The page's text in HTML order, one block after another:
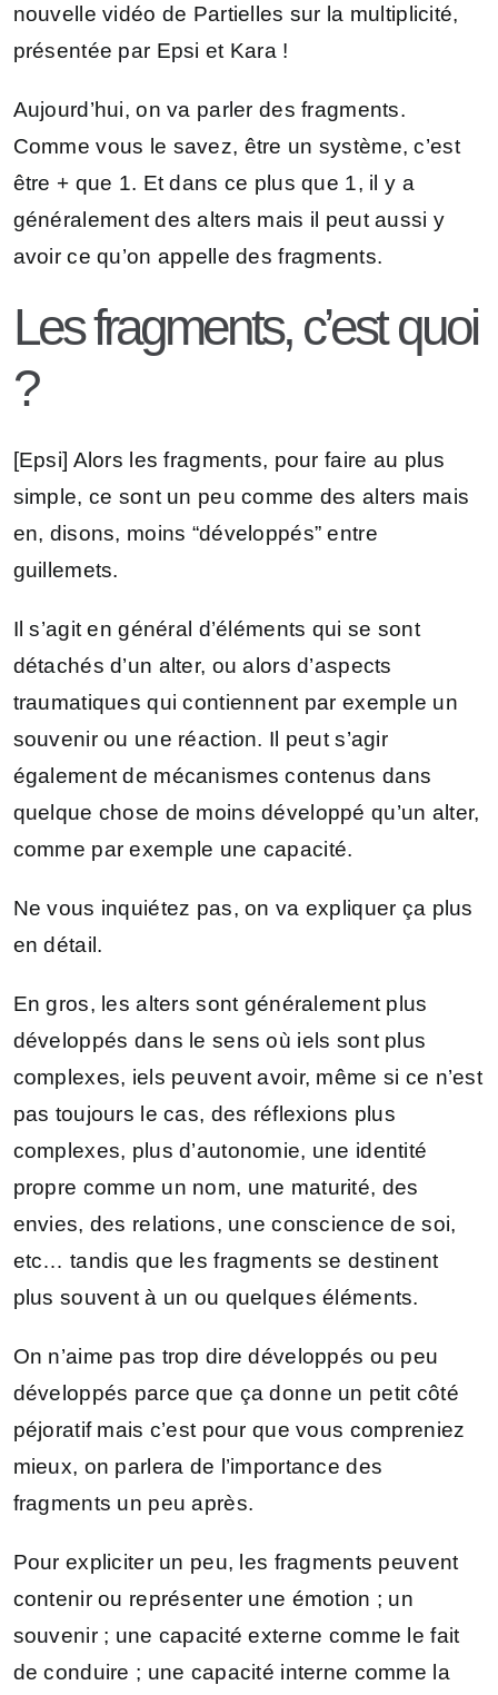
nouvelle vidéo de Partielles sur la multiplicité,
présentée par Epsi et Kara !
Aujourd’hui, on va parler des fragments.
Comme vous le savez, être un système, c’est
être + que 1. Et dans ce plus que 1, il y a
généralement des alters mais il peut aussi y
avoir ce qu’on appelle des fragments.
Les fragments, c’est quoi
?
[Epsi] Alors les fragments, pour faire au plus
simple, ce sont un peu comme des alters mais
en, disons, moins “développés” entre
guillemets.
Il s’agit en général d’éléments qui se sont
détachés d’un alter, ou alors d’aspects
traumatiques qui contiennent par exemple un
souvenir ou une réaction. Il peut s’agir
également de mécanismes contenus dans
quelque chose de moins développé qu’un alter,
comme par exemple une capacité.
Ne vous inquiétez pas, on va expliquer ça plus
en détail.
En gros, les alters sont généralement plus
développés dans le sens où iels sont plus
complexes, iels peuvent avoir, même si ce n’est
pas toujours le cas, des réflexions plus
complexes, plus d’autonomie, une identité
propre comme un nom, une maturité, des
envies, des relations, une conscience de soi,
etc… tandis que les fragments se destinent
plus souvent à un ou quelques éléments.
On n’aime pas trop dire développés ou peu
développés parce que ça donne un petit côté
péjoratif mais c’est pour que vous compreniez
mieux, on parlera de l’importance des
fragments un peu après.
Pour expliciter un peu, les fragments peuvent
contenir ou représenter une émotion ; un
souvenir ; une capacité externe comme le fait
de conduire ; une capacité interne comme la